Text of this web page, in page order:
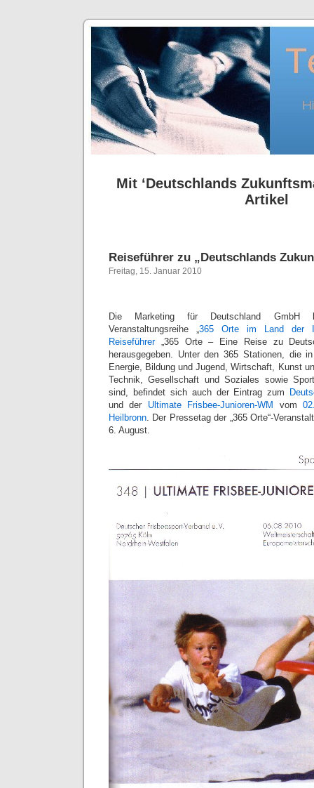
Mit ‘Deutschlands
Artikel
Reiseführer zu „Deutschlands
Freitag, 15. Januar 2010
Die Marketing für Deutschland
Veranstaltungsreihe „365 Orte im Land der
Reiseführer„365 Orte – Eine Reise zu
herausgegeben. Unter den 365 Stationen, die
Energie, Bildung und Jugend, Wirtschaft, Kunst
Technik, Gesellschaft und Soziales sowie
sind, befindet sich auch der Eintrag zum
und der Ultimate Frisbee-Junioren-WM vom
Heilbronn. Der Pressetag der „365 Orte“-
6. August.